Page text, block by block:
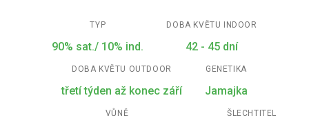
TYP
90% sat./ 10% ind.
DOBA KVĚTU INDOOR
42 - 45 dní
DOBA KVĚTU OUTDOOR
třetí týden až konec září
GENETIKA
Jamajka
VŮNĚ ŠLECHTITEL